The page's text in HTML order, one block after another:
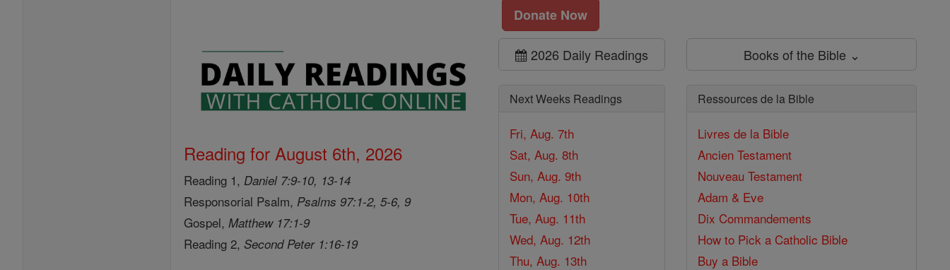
Donate Now
Reading for August 6th, 2026
Reading 1, Daniel 7:9-10, 13-14
Responsorial Psalm, Psalms 97:1-2, 5-6, 9
Gospel,Matthew 17:1-9
Reading 2,Second Peter 1:16-19
2026 Daily Readings
Next Weeks Readings
Fri, Aug. 7th
Sat, Aug. 8th
Sun, Aug. 9th
Mon, Aug. 10th
Tue, Aug. 11th
Wed, Aug. 12th
Thu, Aug. 13th
Books of the Bible ⌄
Ressources de la Bible
Livres de la Bible
Ancien Testament
Nouveau Testament
Adam & Eve
Dix Commandements
How to Pick a Catholic Bible
Buy a Bible